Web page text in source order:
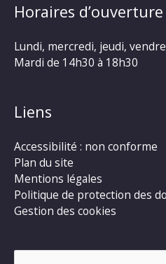
Horaires
Lundi, mercredi, jeudi,
Mardi de 14h30 à 18h30
Liens
Accessibilité : non conforme
Plan du site
Mentions légales
Politique de protection des
Gestion des cookies